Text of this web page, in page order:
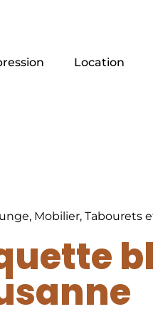
Location
, Mobilier, Tabourets